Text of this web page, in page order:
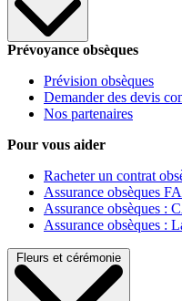
Prévoyance obsèques
Prévision obsèques
Demander des devis
Nos partenaires
Pour vous aider
Racheter un contrat
Assurance obsèques
Assurance obsèques :
Assurance obsèques :
Fleurs et cérémonie